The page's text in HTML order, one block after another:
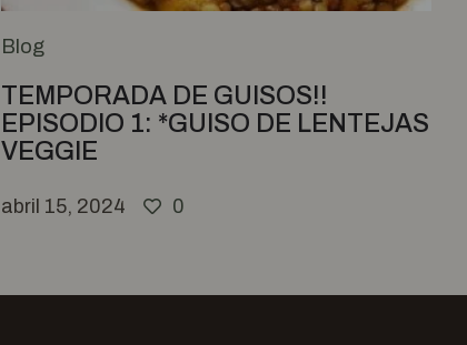
Blog
TEMPORADA DE GUISOS!!
EPISODIO 1: *GUISO DE LENTEJAS
VEGGIE
abril 15, 2024 0